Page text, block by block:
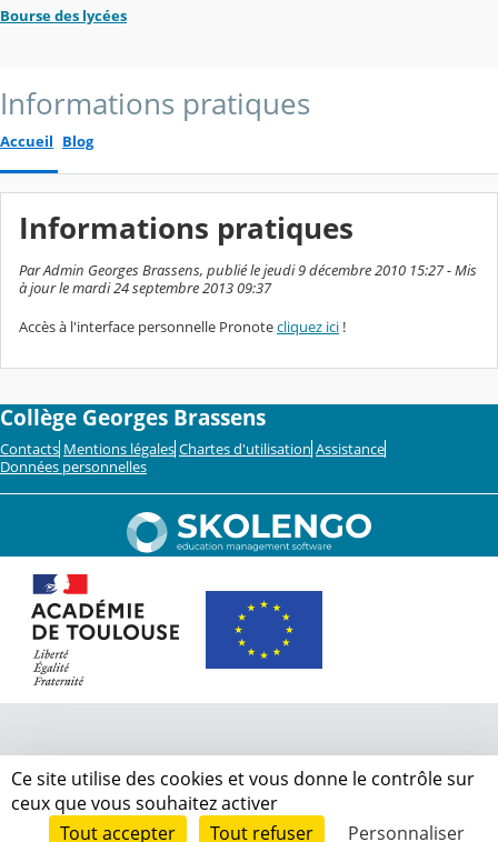
Bourse des lycées
Informations pratiques
Accueil Blog
Informations pratiques
Par Admin Georges Brassens, publié le jeudi 9 décembre 2010 15:27 - Mis
à jour le mardi 24 septembre 2013 09:37
Accès à l'interface personnelle Pronotecliquez ici !
Collège Georges Brassens
Contacts Mentions légales Chartes d'utilisation Assistance
Données personnelles
Ce site utilise des cookies et vous donne le contrôle sur
ceux que vous souhaitez activer
Tout accepter
Tout refuser Personnaliser